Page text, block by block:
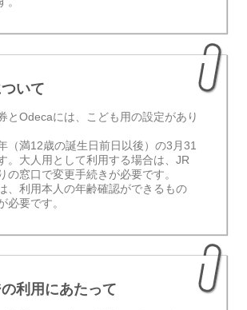
いて
とOdecaには、こども用の設定があり
（満12歳の誕生日前日以後）の3月31
。大人用として利用する場合は、JR
の窓口で変更手続きが必要です。
、利用本人の年齢確認ができるもの
必要です。
利用にあたって